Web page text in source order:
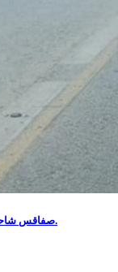
صفاقس شاحنات ثقيلة وروائح كريهة: معاناة يومية على طريق المطار.